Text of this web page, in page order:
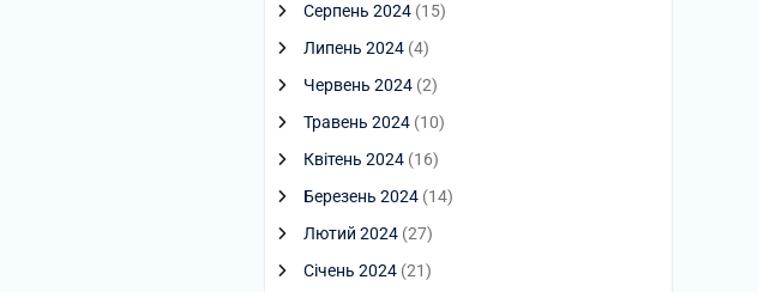
Серпень 2024 (15)
Липень 2024 (4)
Червень 2024 (2)
Травень 2024 (10)
Квітень 2024 (16)
Березень 2024 (14)
Лютий 2024 (27)
Січень 2024 (21)